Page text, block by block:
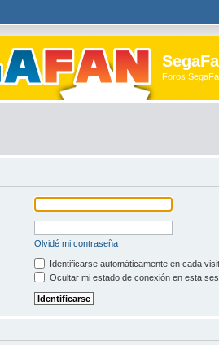
Foros
Olvidé mi contraseña
Identificarse automáticamente en cada
Ocultar mi estado de conexión en esta